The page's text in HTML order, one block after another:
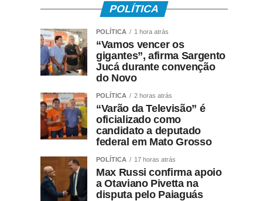
POLÍTICA
POLÍTICA 1 hora atrás
“Vamos vencer os
gigantes”, afirma Sargento
Jucá durante convenção
do Novo
POLÍTICA 2 horas atrás
“Varão da Televisão” é
oficializado como
candidato a deputado
federal em Mato Grosso
POLÍTICA 17 horas atrás
Max Russi confirma apoio
a Otaviano Pivetta na
disputa pelo Paiaguás